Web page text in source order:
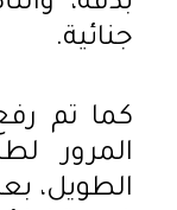
جنائية.
كما تم
المرور
الطويل،